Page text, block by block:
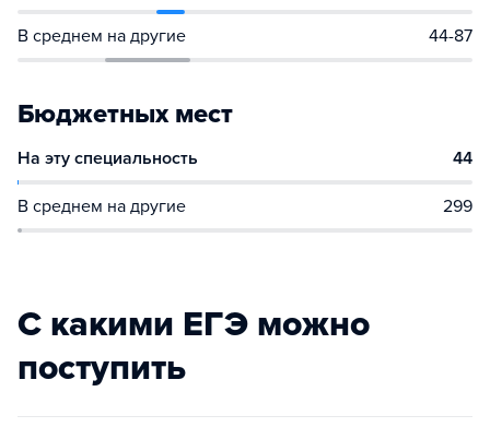
В среднем на другие 44-87
Бюджетных мест
На эту специальность 44
В среднем на другие 299
С какими ЕГЭ можно
поступить